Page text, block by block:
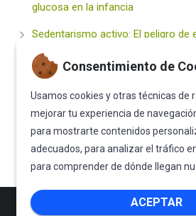
Consentimiento de
Usamos cookies y otras técnicas de
mejorar tu experiencia de
para mostrarte contenidos
adecuados, para analizar el tráfico
para comprender de dónde llegan
ACEPTAR
glucosa en la infancia
Sedentarismo activo: El peligro de
Hidratación inteligente vs. Bebidas
drinks y zumos): ¿Qué deben
El Sueño Infantil: Un Pilar
Metabólica de Vuestros Hijos
Proyecto SENDO © 2018 All rights